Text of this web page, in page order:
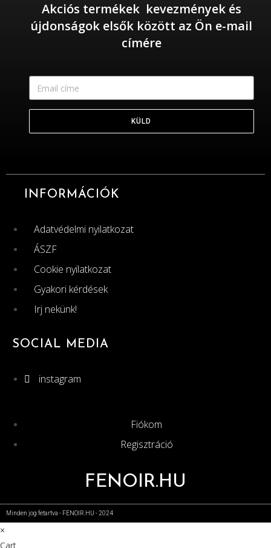
Akciós termékek kevezmények és
újdonságok elsők között az Ön e-mail
címére
KÜLD
INFORMÁCIÓK
Adatvédelmi nyilatkozat
ÁSZF
Cookie nyilatkozat
Gyakori kérdések
Irj nekünk!
SOCIAL MEDIA
instagram
Fiókom
Regisztráció
FENOIR.HU
Minden jog fetartva - FENOIR.HU - 2024
×
Cart